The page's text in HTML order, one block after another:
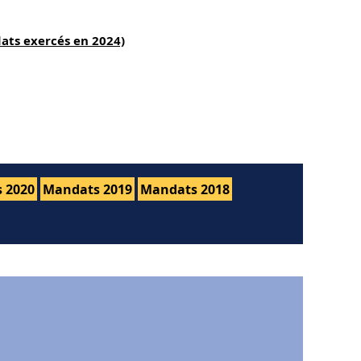
exercés en 2024)
Mandats 2019 Mandats 2018